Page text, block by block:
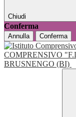
Chiudi
Conferma
Annulla Conferma
COMPRENSIVO
BRUSNENGO (BI)